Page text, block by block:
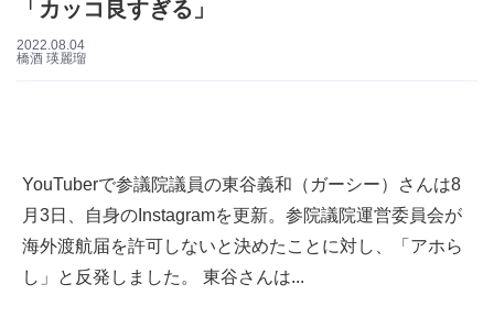
「カッコ良すぎる」
2022.08.04
橋酒 瑛麗瑠
YouTuberで参議院議員の東谷義和（ガーシー）さんは8
月3日、自身のInstagramを更新。参院議院運営委員会が
海外渡航届を許可しないと決めたことに対し、「アホら
し」と反発しました。 東谷さんは...